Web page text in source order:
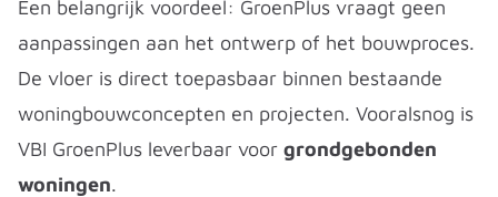
Een belangrijk voordeel: GroenPlus vraagt geen
aanpassingen aan het ontwerp of het bouwproces.
De vloer is direct toepasbaar binnen bestaande
woningbouwconcepten en projecten. Vooralsnog is
VBI GroenPlus leverbaar voor grondgebonden
woningen.